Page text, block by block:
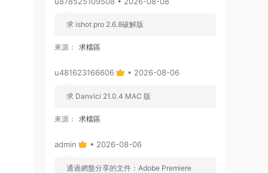
求 ishot pro 2.6.8破解版
來源： 求檔區
u481623166606 • 2026-08-06
求 Danvici 21.0.4 MAC 版
來源： 求檔區
admin • 2026-08-06
通過網盤分享的文件：Adobe Premiere